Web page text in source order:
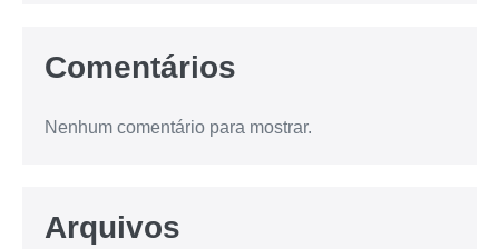
Comentários
Nenhum comentário para mostrar.
Arquivos